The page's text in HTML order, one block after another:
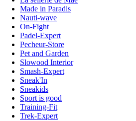
Made in Paradis
Nauti-wave
On-Fight
Padel-Expert
Pecheur-Store
Pet and Garden
Slowood Interior
Smash-Expert
Sneak'In
Sneakids
Sport is good
Training-Fit
Trek-Expert